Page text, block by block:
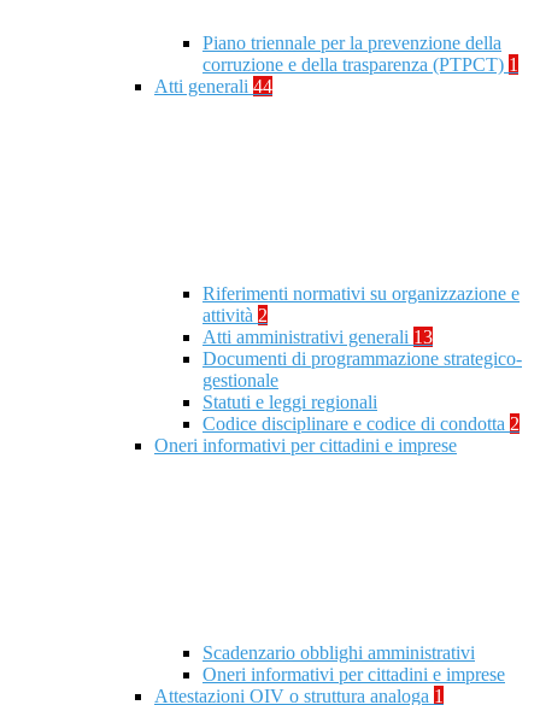
Piano triennale per la prevenzione della
corruzione e della trasparenza (PTPCT) 1
Atti generali 44
Riferimenti normativi su organizzazione e
attività 2
Atti amministrativi generali 13
Documenti di programmazione strategico-
gestionale
Statuti e leggi regionali
Codice disciplinare e codice di condotta 2
Oneri informativi per cittadini e imprese
Scadenzario obblighi amministrativi
Oneri informativi per cittadini e imprese
Attestazioni OIV o struttura analoga 1